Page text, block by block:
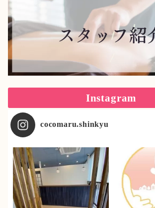
Instagram
cocomaru.shinkyu